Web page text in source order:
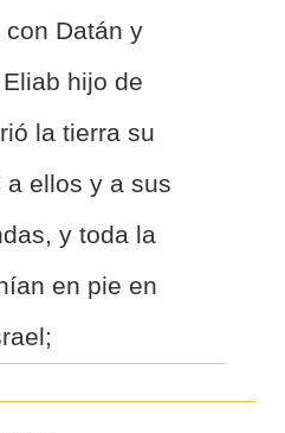
Datán y
hijo de
la tierra su
a ellos y a sus
y toda la
en pie en